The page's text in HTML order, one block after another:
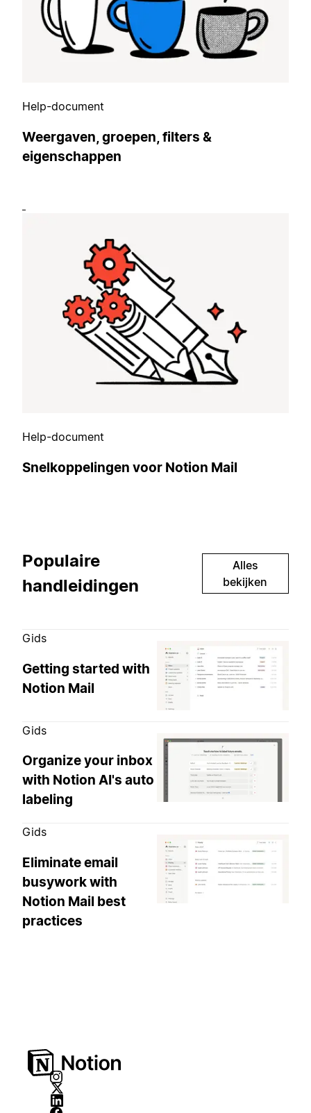
Help-document
Weergaven, groepen, filters &
eigenschappen
Help-document
Snelkoppelingen voor Notion Mail
Populaire
handleidingen
Alles
bekijken
Gids
Getting started with
Notion Mail
Gids
Organize your inbox
with Notion AI's auto
labeling
Gids
Eliminate email
busywork with
Notion Mail best
practices